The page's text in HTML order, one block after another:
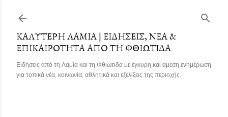
ΚΑΛΎΤΕΡΗ ΛΑΜΊΑ | ΕΙΔΉΣΕΙΣ, ΝΈΑ &
ΕΠΙΚΑΙΡΌΤΗΤΑ ΑΠΌ ΤΗ ΦΘΙΏΤΙΔΑ
Ειδήσεις από τη Λαμία και τη Φθιώτιδα με έγκυρη και άμεση ενημέρωση
για τοπικά νέα, κοινωνία, αθλητικά και εξελίξεις της περιοχής.